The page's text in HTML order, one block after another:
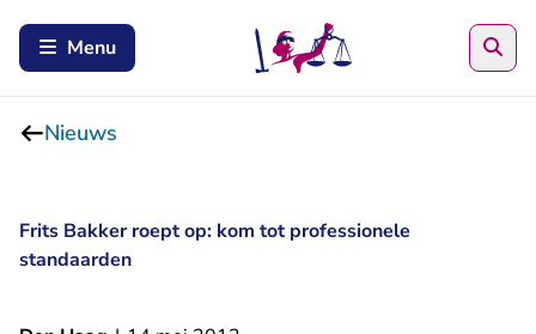
Menu
Nieuws
Frits Bakker roept op: kom tot professionele
standaarden